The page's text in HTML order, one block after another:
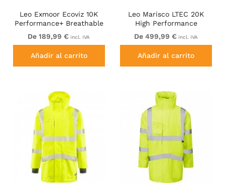
Leo Exmoor Ecoviz 10K
Performance+ Breathable
Jacket Hi-Vis Yellow
De 189,99 € incl. IVA
Añadir al carrito
Leo Marisco LTEC 20K
High Performance
Breathable Waterproof Hi-
Vis Yellow
De 499,99 € incl. IVA
Añadir al carrito